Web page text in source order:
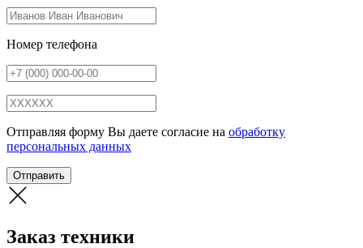
Номер телефона
Отправляя форму Вы даете согласие на обработку
персональных данных
Отправить
Заказ техники